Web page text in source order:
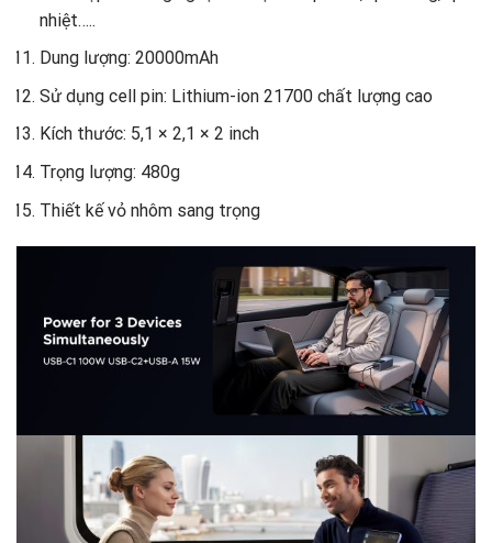
nhiệt…..
Dung lượng: 20000mAh
Sử dụng cell pin: Lithium-ion 21700 chất lượng cao
Kích thước: 5,1 × 2,1 × 2 inch
Trọng lượng: 480g
Thiết kế vỏ nhôm sang trọng